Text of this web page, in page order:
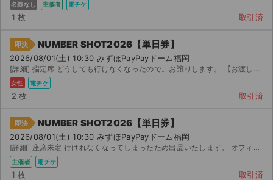
名義なし 主催者 電チケ
1 枚 取引済
即決 NUMBER SHOT2026【単日券】
2026/08/01(土) 10:30 みずほPayPayドーム福岡
[詳細] 指定席 どうしても行けなくなったので。お譲りします。 【お渡し方法】 電子チケット（チ...
女性 電チケ
2 枚 取引済
即決 NUMBER SHOT2026【単日券】
2026/08/01(土) 10:30 みずほPayPayドーム福岡
[詳細] 座席未定 行けれなくなってしまったため出品いたします。 オフィシャル 先行の最速で購入したも...
主催者 電チケ
1 枚 取引済